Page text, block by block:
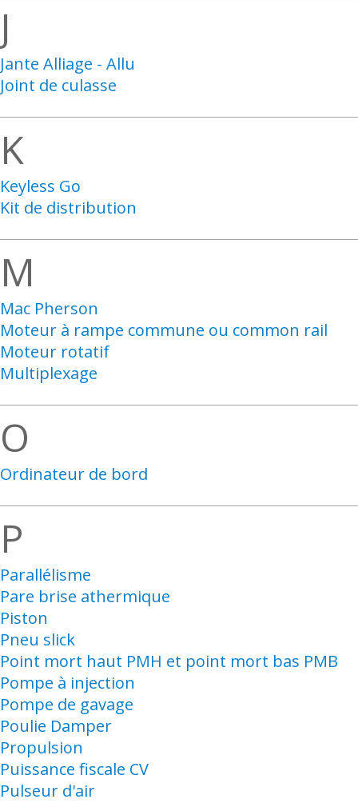
J
Jante Alliage - Allu
Joint de culasse
K
Keyless Go
Kit de distribution
M
Mac Pherson
Moteur à rampe commune ou common rail
Moteur rotatif
Multiplexage
O
Ordinateur de bord
P
Parallélisme
Pare brise athermique
Piston
Pneu slick
Point mort haut PMH et point mort bas PMB
Pompe à injection
Pompe de gavage
Poulie Damper
Propulsion
Puissance fiscale CV
Pulseur d'air